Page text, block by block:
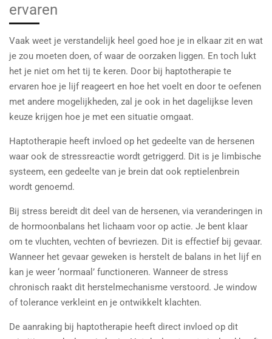
ervaren
Vaak weet je verstandelijk heel goed hoe je in elkaar zit en wat
je zou moeten doen, of waar de oorzaken liggen. En toch lukt
het je niet om het tij te keren. Door bij haptotherapie te
ervaren hoe je lijf reageert en hoe het voelt en door te oefenen
met andere mogelijkheden, zal je ook in het dagelijkse leven
keuze krijgen hoe je met een situatie omgaat.
Haptotherapie heeft invloed op het gedeelte van de hersenen
waar ook de stressreactie wordt getriggerd. Dit is je limbische
systeem, een gedeelte van je brein dat ook reptielenbrein
wordt genoemd.
Bij stress bereidt dit deel van de hersenen, via veranderingen in
de hormoonbalans het lichaam voor op actie. Je bent klaar
om te vluchten, vechten of bevriezen. Dit is effectief bij gevaar.
Wanneer het gevaar geweken is herstelt de balans in het lijf en
kan je weer ‘normaal’ functioneren. Wanneer de stress
chronisch raakt dit herstelmechanisme verstoord. Je window
of tolerance verkleint en je ontwikkelt klachten.
De aanraking bij haptotherapie heeft direct invloed op dit